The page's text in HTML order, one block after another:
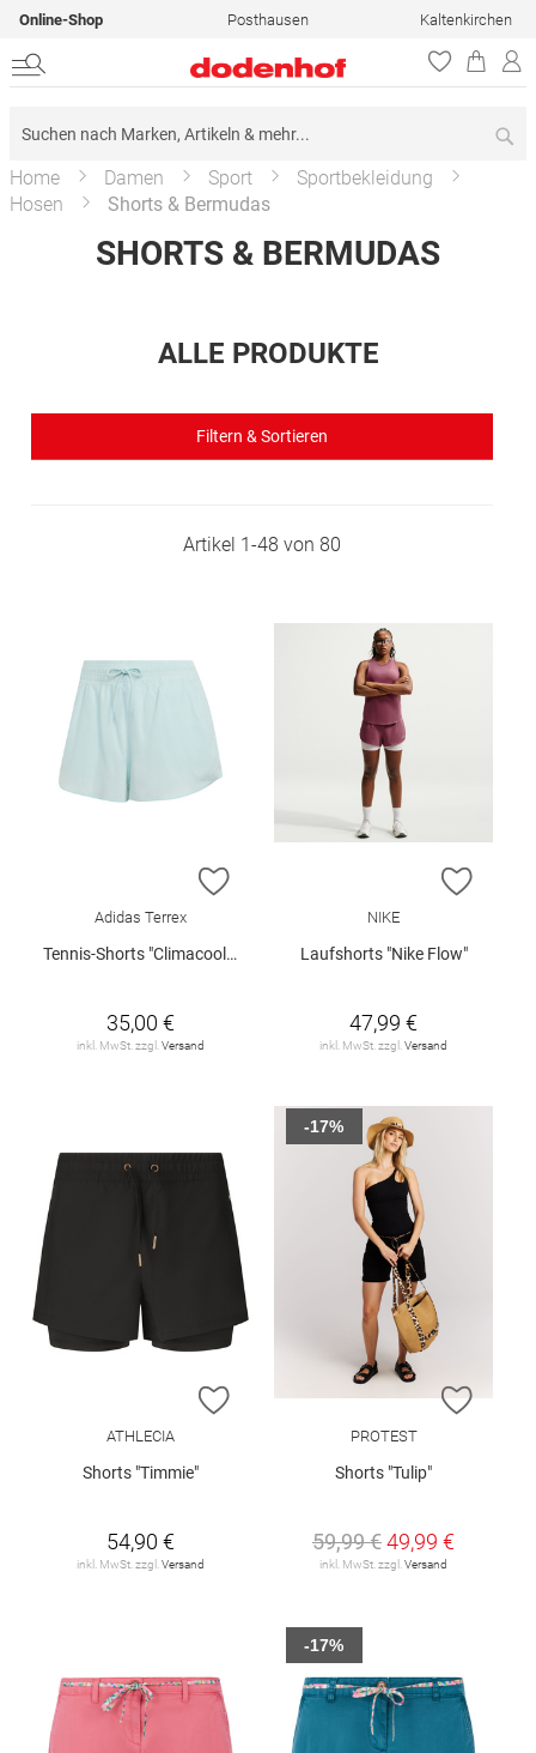
Online-Shop Posthausen Kaltenkirchen
Home Damen Sport
Sportbekleidung
Hosen
Shorts & Bermudas
SHORTS & BERMUDAS
ALLE PRODUKTE
Filtern & Sortieren
Artikel 1-48 von 80
ZUR WUNSCHLISTE HINZUFÜGEN
Adidas Terrex
Tennis-Shorts "Climacool Club"
35,00 €
inkl. MwSt. zzgl. Versand
ZUR
NIKE
Laufshorts "Nike Flow"
47,99 €
inkl. MwSt. zzgl. Versand
ZUR WUNSCHLISTE HINZUFÜGEN
ATHLECIA
Shorts "Timmie"
54,90 €
inkl. MwSt. zzgl. Versand
ZUR
PROTEST
Shorts "Tulip"
59,99 €49,99 €
inkl. MwSt. zzgl. Versand
-17%
-17%